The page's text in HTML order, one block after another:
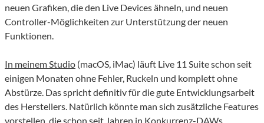
neuen Grafiken, die den Live Devices ähneln, und neuen
Controller-Möglichkeiten zur Unterstützung der neuen
Funktionen.
In meinem Studio (macOS, iMac) läuft Live 11 Suite schon seit
einigen Monaten ohne Fehler, Ruckeln und komplett ohne
Abstürze. Das spricht definitiv für die gute Entwicklungsarbeit
des Herstellers. Natürlich könnte man sich zusätzliche Features
vorstellen, die schon seit Jahren in Konkurrenz-DAWs